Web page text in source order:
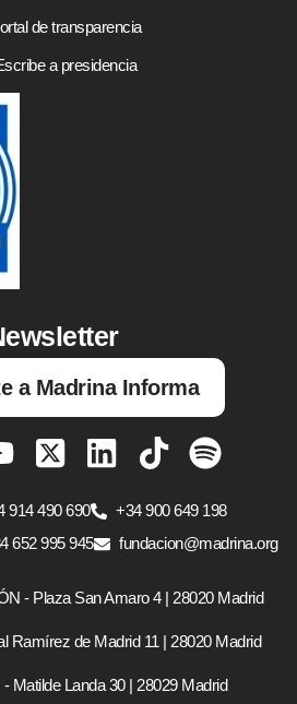
de transparencia
a presidencia
a Madrina Informa
914 490 690
+34 900 649 198
652 995 945
fundacion@madrina.org
- Plaza San Amaro 4 | 28020 Madrid
Ramírez de Madrid 11 | 28020 Madrid
Matilde Landa 30 | 28029 Madrid